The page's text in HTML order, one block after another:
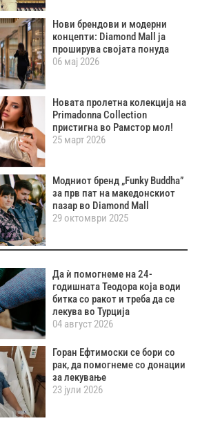
Нови брендови и модерни
концепти: Diamond Mall ја
проширува својата понуда
06 мај 2026
Новата пролетна колекција на
Primadonna Collection
пристигна во Рамстор мол!
25 март 2026
Модниот бренд „Funky Buddha”
за прв пат на македонскиот
пазар во Diamond Mall
29 октомври 2025
Да ѝ помогнеме на 24-
годишната Теодора која води
битка со ракот и треба да се
лекува во Турција
04 август 2026
Горан Ефтимоски се бори со
рак, да помогнеме со донации
за лекување
23 јули 2026